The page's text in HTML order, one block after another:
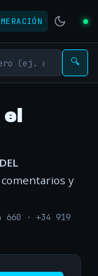
🔍
y
660 · +34 919